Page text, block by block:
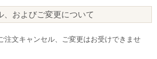
、およびご変更について
注文キャンセル、ご変更はお受けできませ